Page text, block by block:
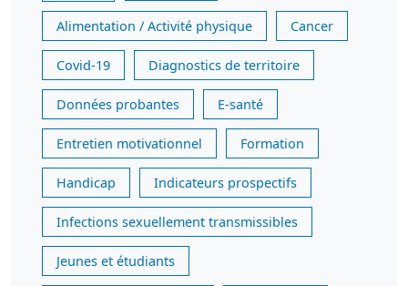
Alimentation / Activité physique Cancer
Covid-19 Diagnostics de territoire
Données probantes E-santé
Entretien motivationnel Formation
Handicap Indicateurs prospectifs
Infections sexuellement transmissibles
Jeunes et étudiants